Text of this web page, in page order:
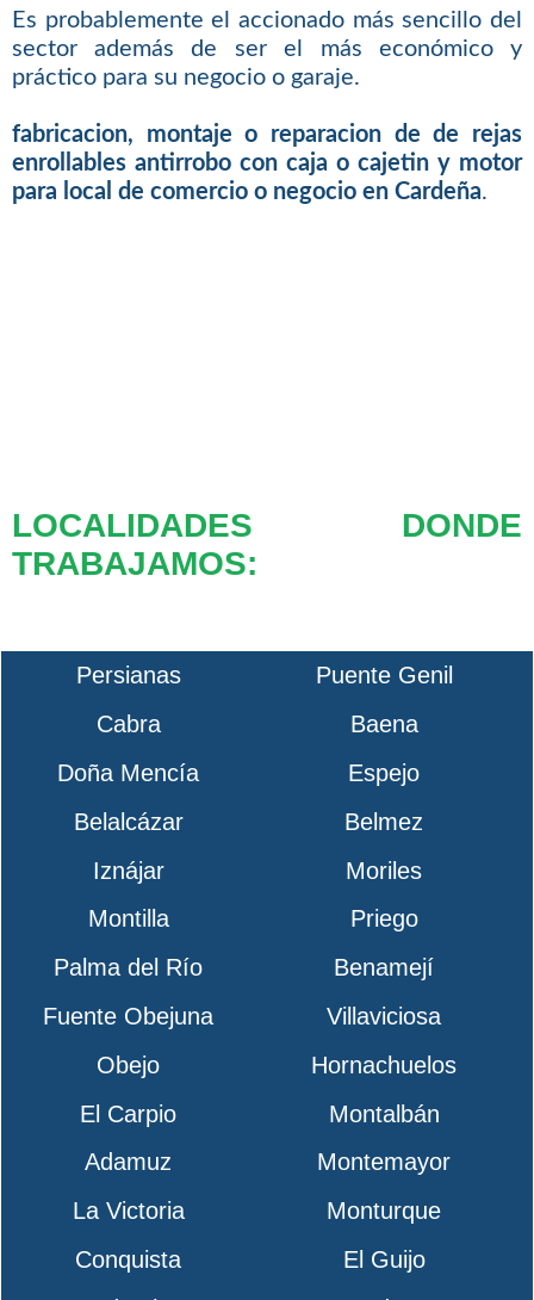
Es probablemente el accionado más sencillo del
sector además de ser el más económico y
práctico para su negocio o garaje.
fabricacion, montaje o reparacion de de rejas
enrollables antirrobo con caja o cajetin y motor
para local de comercio o negocio en Cardeña.
LOCALIDADES DONDE
TRABAJAMOS:
Persianas
Puente Genil
Cabra
Baena
Doña Mencía
Espejo
Belalcázar
Belmez
Iznájar
Moriles
Montilla
Priego
Palma del Río
Benamejí
Fuente Obejuna
Villaviciosa
Obejo
Hornachuelos
El Carpio
Montalbán
Adamuz
Montemayor
La Victoria
Monturque
Conquista
El Guijo